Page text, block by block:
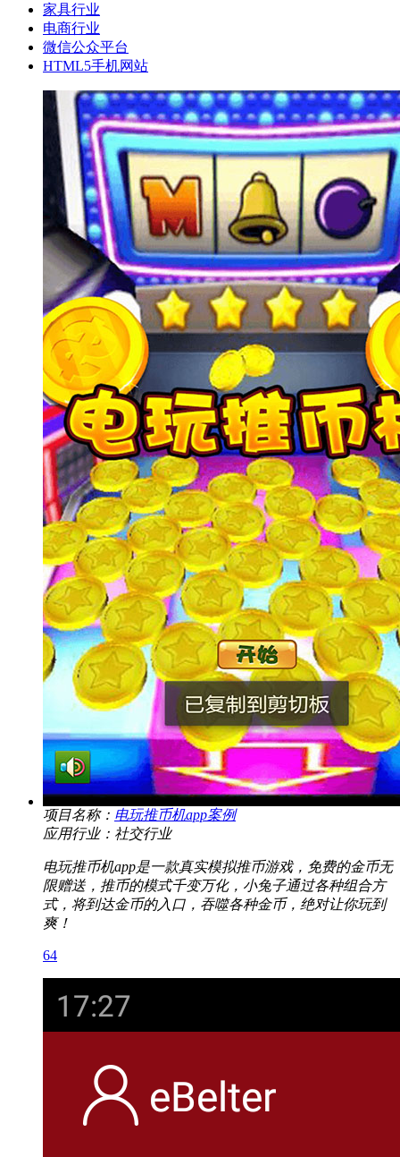
家具行业
电商行业
微信公众平台
HTML5手机网站
项目名称： 电玩推币机app案例
应用行业：社交行业
电玩推币机app是一款真实模拟推币游戏，免费的金币无
限赠送，推币的模式千变万化，小兔子通过各种组合方
式，将到达金币的入口，吞噬各种金币，绝对让你玩到
爽！
64